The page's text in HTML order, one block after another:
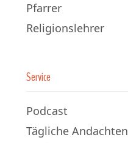
Pfarrer
Religionslehrer
Service
Podcast
Tägliche Andachten